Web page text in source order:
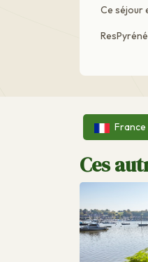
Ce séjour
France
Ces